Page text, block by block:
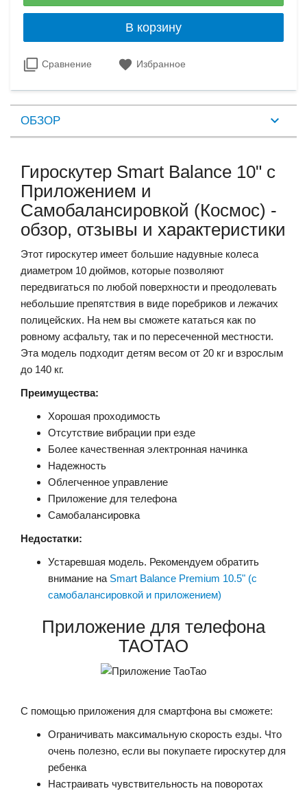
В корзину
Сравнение Избранное
ОБЗОР
Гироскутер Smart Balance 10" c
Приложением и
Самобалансировкой (Космос) -
обзор, отзывы и характеристики
Этот гироскутер имеет большие надувные колеса
диаметром 10 дюймов, которые позволяют
передвигаться по любой поверхности и преодолевать
небольшие препятствия в виде поребриков и лежачих
полицейских. На нем вы сможете кататься как по
ровному асфальту, так и по пересеченной местности.
Эта модель подходит детям весом от 20 кг и взрослым
до 140 кг.
Преимущества:
Хорошая проходимость
Отсутствие вибрации при езде
Более качественная электронная начинка
Надежность
Облегченное управление
Приложение для телефона
Самобалансировка
Недостатки:
Устаревшая модель. Рекомендуем обратить
внимание на Smart Balance Premium 10.5" (с
самобалансировкой и приложением)
Приложение для телефона
TAOTAO
С помощью приложения для смартфона вы сможете:
Ограничивать максимальную скорость езды. Что
очень полезно, если вы покупаете гироскутер для
ребенка
Настраивать чувствительность на поворотах